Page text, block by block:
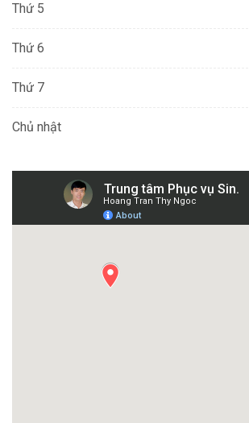
Thứ 5
Thứ 6
Thứ 7
Chủ nhật